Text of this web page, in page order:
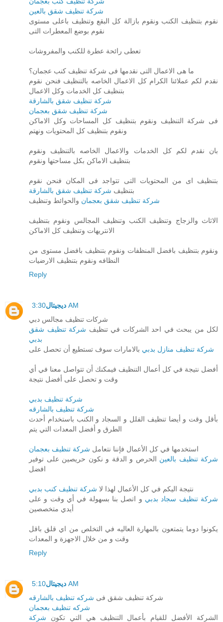
شركة تنظيف شقق بالعين
نقوم بتنظيف الكنب ونقوم بازالة كل البقع وتنظيف باعلى مستوى
نقوم بوضع المعطرات التى
تعطى رائحة عطرة للكنب والمفروشات
ما هى الاعمال التى نقدمها فى شركة تنظيف كنب عجمان؟
نقدم لكم عملائنا الكرام كل الاعمال الخاصه بالتنظيف فنحن نقوم
بتنظيف كل الخدمات وكل الاعمال
شركة تنظيف شقق بالشارقة
شركة تنظيف شقق بعجمان
فى شركة التنظيف ونقوم بتنظيف كل المساحات وكل الاماكن
ونقوم بتنظيف كل المحتويات ونهتم
بان نقدم لكم كل الخدمات والاعمال الخاصه بالتنظيف ونقوم
بتنظيف الاماكن بكل مساحتها ونقوم
بتنظيف اى من المحتويات التى تتواجد فى المكان فنحن نقوم
بتنظيف شركة تنظيف شقق بالشارقة
شركة تنظيف شقق بعجمان والحوائط وتنظيف
الاثاث والزجاج وتنظيف الكنب وتنظيف المجالس ونقوم بتنظيف
الانتريهات وتنظيف كل الاماكن
ونقوم بتنظيف بافضل المنظفات ونقوم بتنظيف بافضل مستوى من
النظافه ونقوم بتنظيف الارضيات
Reply
ديجيتال 3:30 AM
شركات تنظيف مجالس دبي
لكل من يبحث في احد الشركات في تنظيف شركة تنظيف شقق
بدبي
شركة تنظيف منازل بدبي بالامارات سوف تستطيع أن تحصل على
أفضل نتيجة في كل أعمال التنظيف فيمكنك أن تتواصل معنا في أي
وقت و تحصل على أفضل نتيجة
شركة تنظيف بدبي
شركة تنظيف بالشارقه
بأقل وقت و أيضا تنظيف الفلل و السجاد و الكنب باستخدام أحدث
الطرق و أفضل المعدات التي يتم
استخدمها في كل الأعمال فإننا نتعامل شركة تنظيف بعجمان
شركة تنظيف بالعين الحرص و الدقة و نكون حريصين على توفير
افضل
نتيجة اليكم في كل الأعمال لهذا لا شركة تنظيف كنب بدبي
شركة تنظيف سجاد بدبي و اتصل بنا بسهولة في أي وقت و على
أيدي متخصصين
يكونوا دوما يتمتعون بالمهارة العاليه في التخلص من اي قلق باقل
وقت و من خلال الاجهزة و المعدات
Reply
ديجيتال 5:10 AM
شركة تنظيف شقق فى شركه تنظيف بالشارقه
شركه تنظيف بعجمان
الشركة الأفضل للقيام بأعمال التنظيف هي التي تكون شركة